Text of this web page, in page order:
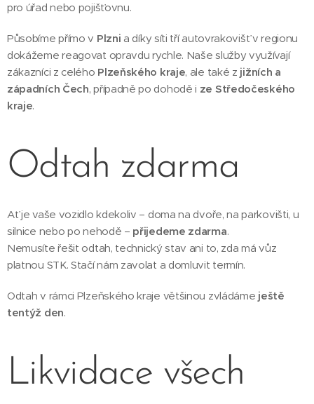
pro úřad nebo pojišťovnu.
Působíme přímo v Plzni a díky síti tří autovrakovišť v regionu
dokážeme reagovat opravdu rychle. Naše služby využívají
zákazníci z celého Plzeňského kraje, ale také z jižních a
západních Čech, případně po dohodě i ze Středočeského
kraje.
Odtah zdarma
Ať je vaše vozidlo kdekoliv – doma na dvoře, na parkovišti, u
silnice nebo po nehodě – přijedeme zdarma.
Nemusíte řešit odtah, technický stav ani to, zda má vůz
platnou STK. Stačí nám zavolat a domluvit termín.
Odtah v rámci Plzeňského kraje většinou zvládáme ještě
tentýž den.
Likvidace všech